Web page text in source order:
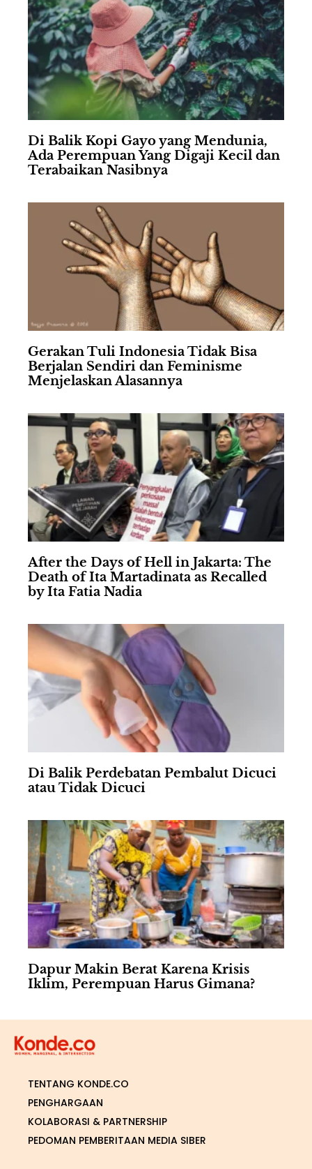
Di Balik Kopi Gayo yang Mendunia,
Ada Perempuan Yang Digaji Kecil dan
Terabaikan Nasibnya
Gerakan Tuli Indonesia Tidak Bisa
Berjalan Sendiri dan Feminisme
Menjelaskan Alasannya
After the Days of Hell in Jakarta: The
Death of Ita Martadinata as Recalled
by Ita Fatia Nadia
Di Balik Perdebatan Pembalut Dicuci
atau Tidak Dicuci
Dapur Makin Berat Karena Krisis
Iklim, Perempuan Harus Gimana?
TENTANG KONDE.CO
PENGHARGAAN
KOLABORASI & PARTNERSHIP
PEDOMAN PEMBERITAAN MEDIA SIBER